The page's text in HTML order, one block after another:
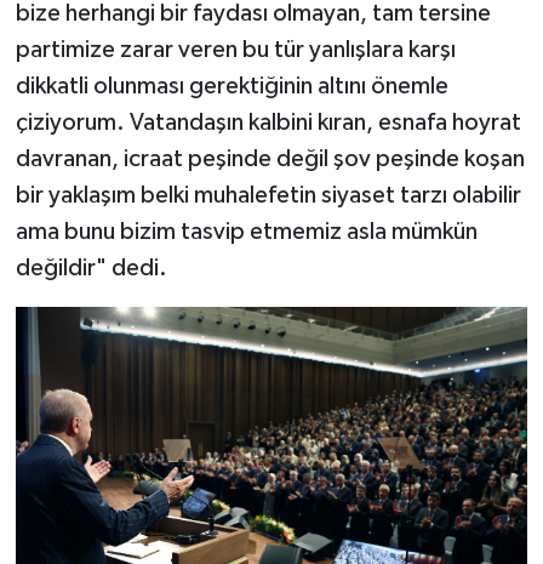
bize herhangi bir faydası olmayan, tam tersine
partimize zarar veren bu tür yanlışlara karşı
dikkatli olunması gerektiğinin altını önemle
çiziyorum. Vatandaşın kalbini kıran, esnafa hoyrat
davranan, icraat peşinde değil şov peşinde koşan
bir yaklaşım belki muhalefetin siyaset tarzı olabilir
ama bunu bizim tasvip etmemiz asla mümkün
değildir" dedi.